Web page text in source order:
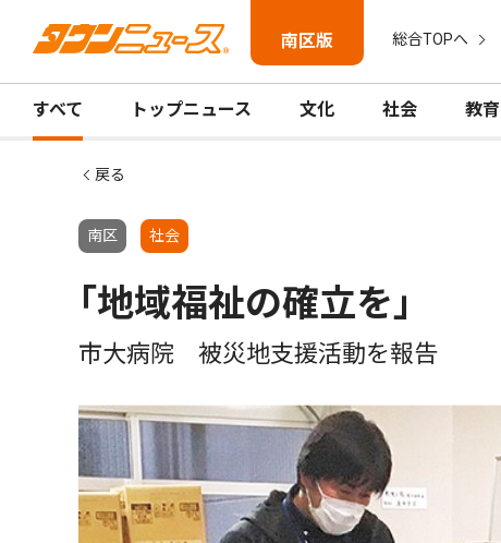
南区版 総合TOPへ
すべて トップニュース 文化 社会 教育
戻る
南区 社会
｢地域福祉の確立を｣
市大病院 被災地支援活動を報告